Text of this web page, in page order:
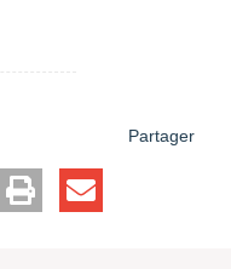
Partager